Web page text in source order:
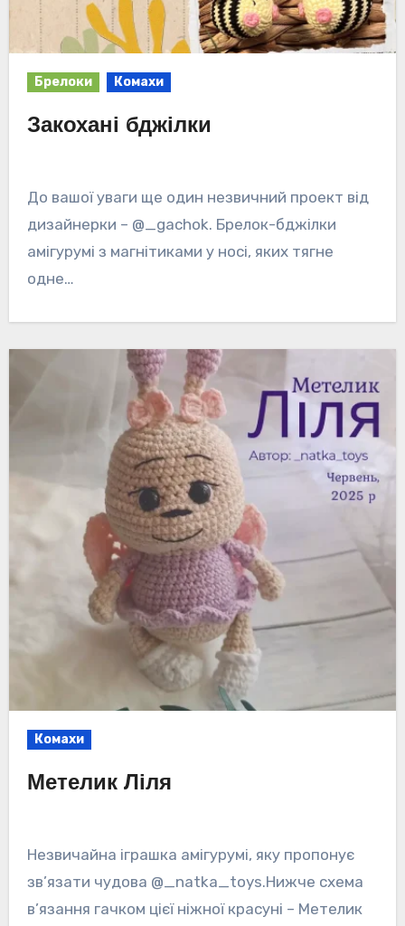
Брелоки Комахи
Закохані бджілки
До вашої уваги ще один незвичний проект від
дизайнерки – @_gachok. Брелок-бджілки
амігурумі з магнітиками у носі, яких тягне
одне…
Комахи
Метелик Ліля
Незвичайна іграшка амігурумі, яку пропонує
зв’язати чудова @_natka_toys.Нижче схема
в’язання гачком цієї ніжної красуні – Метелик